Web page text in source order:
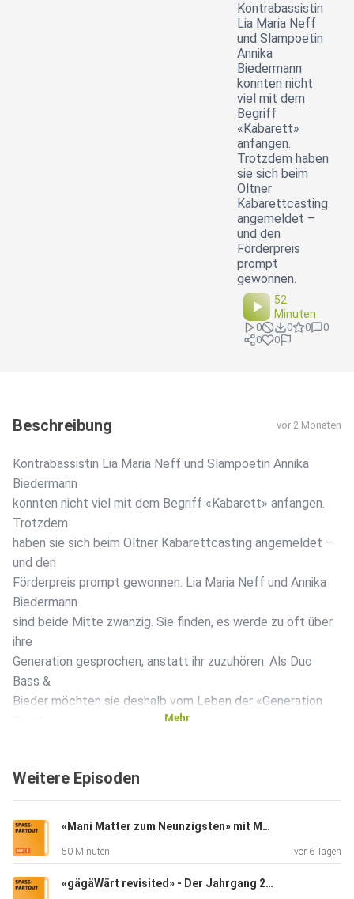
Kontrabassistin
Lia Maria Neff
und Slampoetin
Annika
Biedermann
konnten nicht
viel mit dem
Begriff
«Kabarett»
anfangen.
Trotzdem haben
sie sich beim
Oltner
Kabarettcasting
angemeldet –
und den
Förderpreis
prompt
gewonnen.
52
Minuten
0 0 0
0
0
0
Beschreibung vor 2 Monaten
Kontrabassistin Lia Maria Neff und Slampoetin Annika
Biedermann
konnten nicht viel mit dem Begriff «Kabarett» anfangen.
Trotzdem
haben sie sich beim Oltner Kabarettcasting angemeldet –
und den
Förderpreis prompt gewonnen. Lia Maria Neff und Annika
Biedermann
sind beide Mitte zwanzig. Sie finden, es werde zu oft über
ihre
Generation gesprochen, anstatt ihr zuzuhören. Als Duo
Bass &
Bieder möchten sie deshalb vom Leben der «Generation
Frühling 2026 den Förderpreis der Oltner Kabaretttage
Damit erhalten sie professionelle Unterstützung für die
ihres ersten abendfüllenden Programms und einen Auftritt
an den
Mehr
Weitere Episoden
«Mani Matter zum Neunzigsten» mit Mani Matter & Friends
50 Minuten vor 6 Tagen
«gägäWärt revisited» - Der Jahrgang 2015